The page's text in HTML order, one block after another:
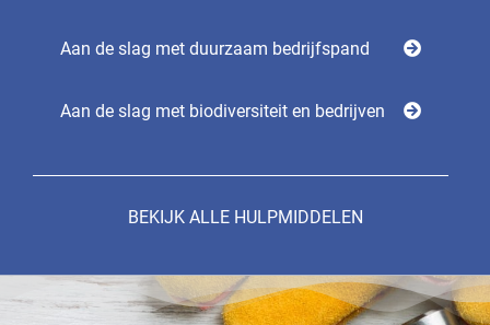
Aan de slag met duurzaam bedrijfspand
Aan de slag met biodiversiteit en bedrijven
BEKIJK ALLE HULPMIDDELEN